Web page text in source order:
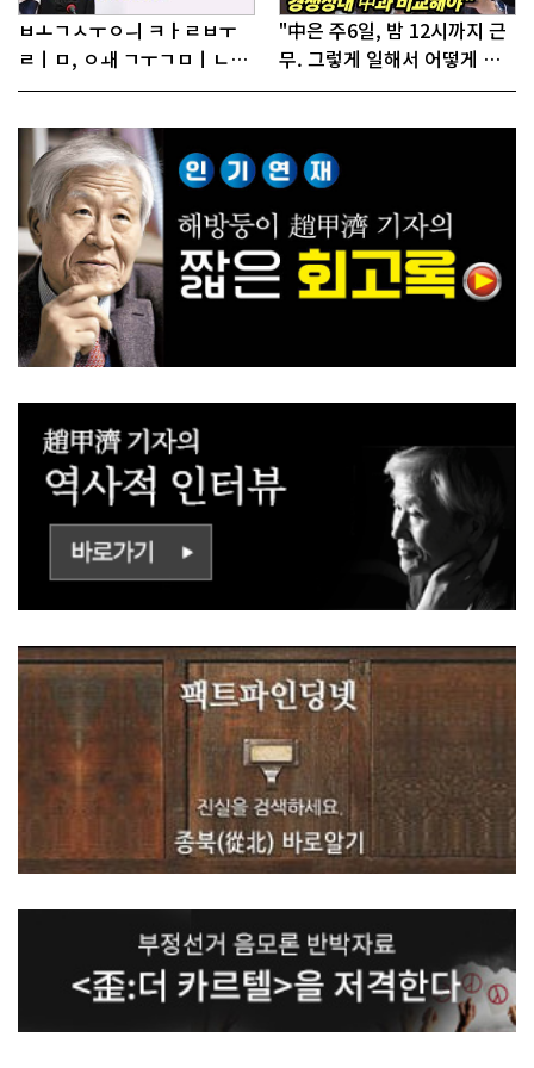
ㅂㅗㄱㅅㅜㅇㅢ ㅋㅏㄹㅂㅜ
ㄹㅣㅁ, ㅇㅙ ㄱㅜㄱㅁㅣㄴㄷ
ㅡㄹㅇㅣ ㄷㅏㅇㅎㅐㅇㅑ ㅎ
"中은 주6일, 밤 12시까지 근
무. 그렇게 일해서 어떻게 경
쟁하냐 반문하더라"